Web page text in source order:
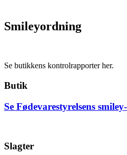
Smileyordning
Se butikkens kontrolrapporter her.
Butik
Se Fødevarestyrelsens
Slagter